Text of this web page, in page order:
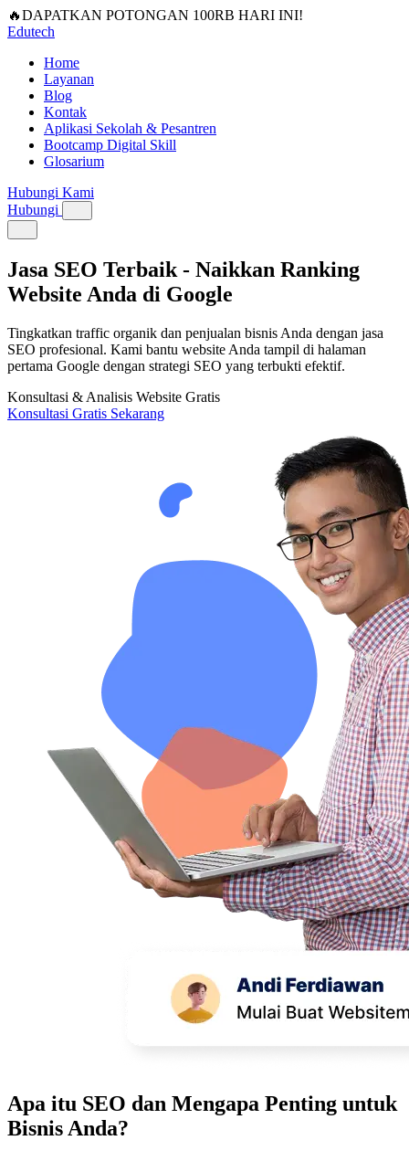
🔥DAPATKAN POTONGAN 100RB HARI INI!
Edutech
Home
Layanan
Blog
Kontak
Aplikasi Sekolah & Pesantren
Bootcamp Digital Skill
Glosarium
Hubungi Kami
Hubungi
Jasa SEO Terbaik - Naikkan Ranking
Website Anda di Google
Tingkatkan traffic organik dan penjualan bisnis Anda dengan jasa
SEO profesional. Kami bantu website Anda tampil di halaman
pertama Google dengan strategi SEO yang terbukti efektif.
Konsultasi & Analisis Website Gratis
Konsultasi Gratis Sekarang
Apa itu SEO dan Mengapa Penting untuk
Bisnis Anda?